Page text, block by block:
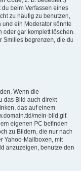
beim Verfassen eines
zu häufig zu benutzen,
ein Moderator könnte
oder gar komplett löschen.
Smilies begrenzen, die du
Wenn die
das Bild auch direkt
das auf einem
mein-bild.gif.
eigenen PC befinden
zu Bildern, die nur nach
Yahoo-Mailboxen, mit
anzuzeigen, benutze den